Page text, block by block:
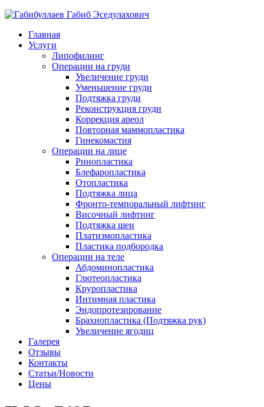
Главная
Услуги
Липофилинг
Операции на груди
Увеличение груди
Уменьшение груди
Подтяжка груди
Реконструкция груди
Коррекция ареол
Повторная маммопластика
Гинекомастия
Операции на лице
Ринопластика
Блефаропластика
Отопластика
Подтяжка лица
Фронто-темпоральный лифтинг
Височный лифтинг
Подтяжка шеи
Платизмопластика
Пластика подбородка
Операции на теле
Абдоминопластика
Глютеопластика
Круропластика
Интимная пластика
Эндопротезирование
Брахиопластика (Подтяжка рук)
Увеличение ягодиц
Галерея
Отзывы
Контакты
Статьи/Новости
Цены